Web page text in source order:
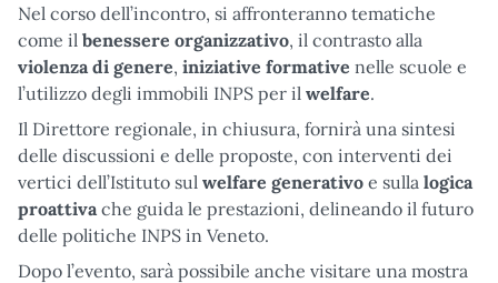
Nel corso dell’incontro, si affronteranno tematiche
come il benessere organizzativo, il contrasto alla
violenza di genere, iniziative formative nelle scuole e
l’utilizzo degli immobili INPS per il welfare.
Il Direttore regionale, in chiusura, fornirà una sintesi
delle discussioni e delle proposte, con interventi dei
vertici dell’Istituto sul welfare generativo e sulla logica
proattiva che guida le prestazioni, delineando il futuro
delle politiche INPS in Veneto.
Dopo l’evento, sarà possibile anche visitare una mostra